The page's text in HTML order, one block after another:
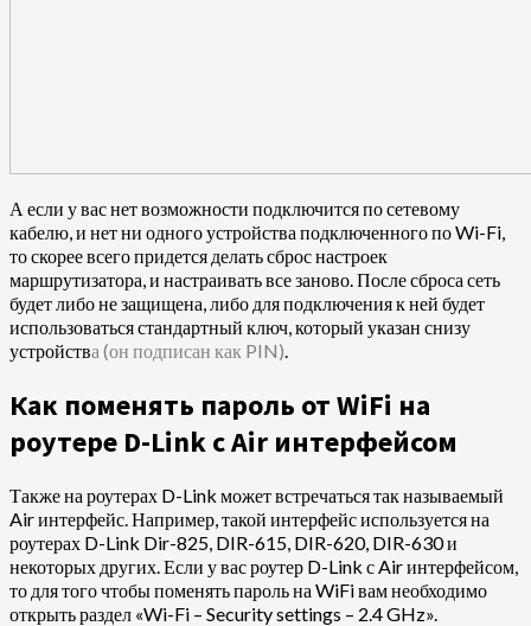
А если у вас нет возможности подключится по сетевому
кабелю, и нет ни одного устройства подключенного по Wi-Fi,
то скорее всего придется делать сброс настроек
маршрутизатора, и настраивать все заново. После сброса сеть
будет либо не защищена, либо для подключения к ней будет
использоваться стандартный ключ, который указан снизу
устройства (он подписан как PIN).
Как поменять пароль от WiFi на
роутере D-Link с Air интерфейсом
Также на роутерах D-Link может встречаться так называемый
Air интерфейс. Например, такой интерфейс используется на
роутерах D-Link Dir-825, DIR-615, DIR-620, DIR-630 и
некоторых других. Если у вас роутер D-Link с Air интерфейсом,
то для того чтобы поменять пароль на WiFi вам необходимо
открыть раздел «Wi-Fi – Security settings – 2.4 GHz».